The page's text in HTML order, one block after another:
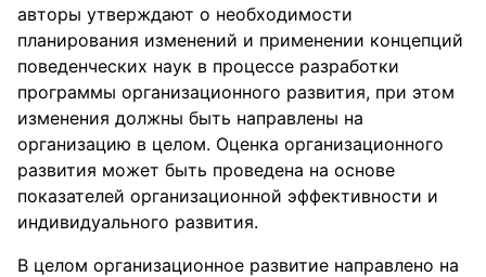
авторы утверждают о необходимости
планирования изменений и применении концепций
поведенческих наук в процессе разработки
программы организационного развития, при этом
изменения должны быть направлены на
организацию в целом. Оценка организационного
развития может быть проведена на основе
показателей организационной эффективности и
индивидуального развития.
В целом организационное развитие направлено на